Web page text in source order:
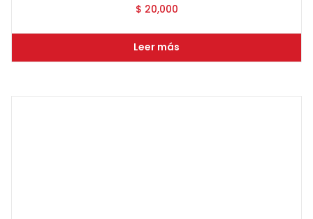
$ 20,000
Leer más